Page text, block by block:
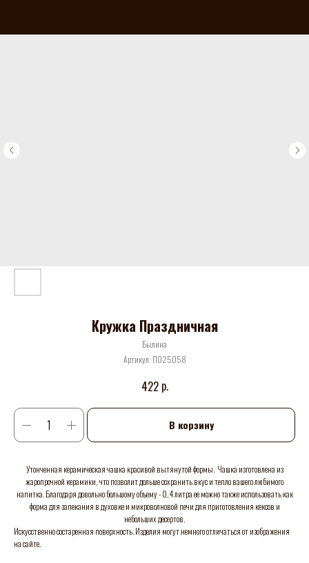
Кружка Праздничная
Былина
Артикул: П025058
422 р.
В корзину
Утонченная керамическая чашка красивой вытянутой формы. Чашка изготовлена из
жаропрочной керамики, что позволит дольше сохранить вкус и тепло вашего любимого
напитка. Благодаря довольно большому объему - 0,4 литра ее можно также использовать как
форма для запекания в духовке и микроволновой печи для приготовления кексов и
небольших десертов.
Искусственно состаренная поверхность. Изделия могут немного отличаться от изображения
на сайте.